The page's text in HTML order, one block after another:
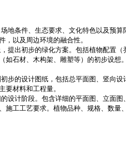
地条件、生态要求、文化特色以及预算
以及周边环境的融合性。
提出初步的绿化方案。包括植物配置（
如石材、木构架、雕塑等）的初步设想
步的设计图纸，包括总平面图、竖向设
材料和工程量。
设计阶段。包含详细的平面图、立面图
施工工艺要求。植物品种、规格、数量